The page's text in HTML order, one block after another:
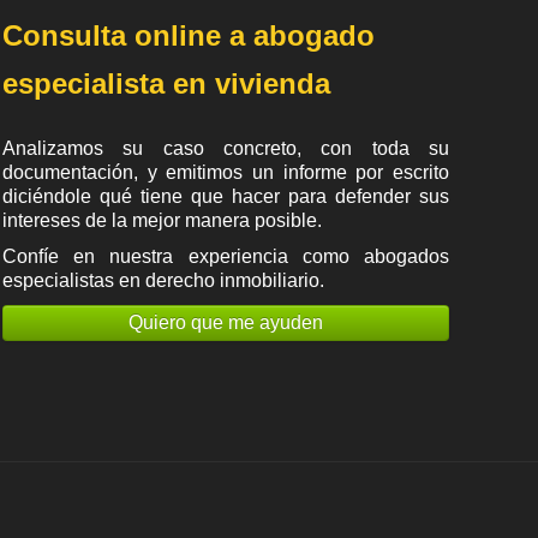
Consulta online a abogado
especialista en vivienda
Analizamos su caso concreto, con toda su
documentación, y emitimos un informe por escrito
diciéndole qué tiene que hacer para defender sus
intereses de la mejor manera posible.
Confíe en nuestra experiencia como abogados
especialistas en derecho inmobiliario.
Quiero que me ayuden